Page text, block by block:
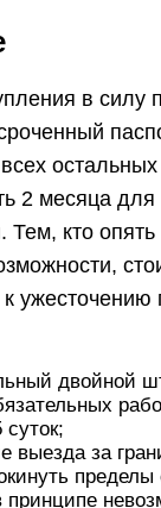
в силу
2 месяца
Тем, кто
ужесточению
двойной
суток;
выезда за
принципе